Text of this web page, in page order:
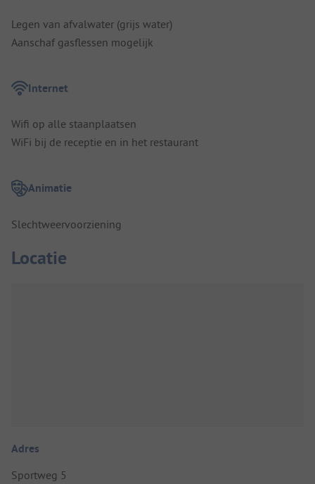
Legen van afvalwater (grijs water)
Aanschaf gasflessen mogelijk
Internet
Wifi op alle staanplaatsen
WiFi bij de receptie en in het restaurant
Animatie
Slechtweervoorziening
Locatie
Adres
Sportweg 5